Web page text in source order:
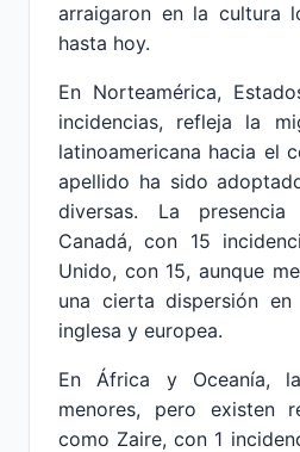
arraigaron en la cultura
hasta hoy.
En Norteamérica,
incidencias, refleja la
latinoamericana hacia el
apellido ha sido
diversas. La
Canadá, con 15
Unido, con 15, aunque
una cierta dispersión
inglesa y europea.
En África y Oceanía,
menores, pero existen
como Zaire, con 1